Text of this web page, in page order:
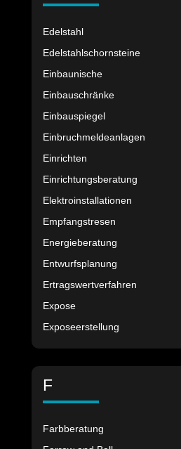
Edelstahl
Edelstahlschornsteine
Einbaunische
Einbauschränke
Einbauspiegel
Einbruchmeldeanlagen
Einrichten
Einrichtungsberatung
Elektroinstallationen
Empfangstresen
Energieberatung
Entwurfsplanung
Ertragswertverfahren
Expose
Exposeerstellung
F
Farbberatung